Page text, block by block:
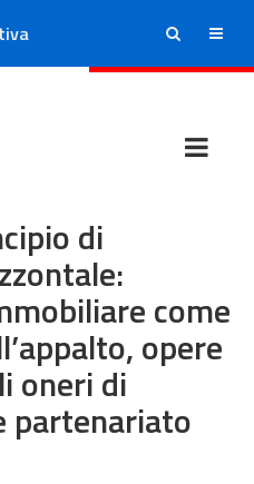
ricerca menu
di
come
opere
oneri di
partenariato